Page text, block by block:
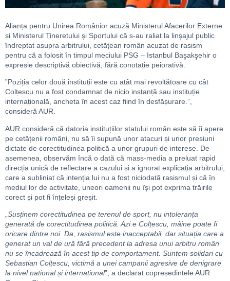
Alianța pentru Unirea Românior acuză Ministerul Afacerilor Externe
și Ministerul Tineretului și Sportului că s-au raliat la linșajul public
îndreptat asupra arbitrului, cetățean român acuzat de rasism
pentru că a folosit în timpul meciului PSG – Istanbul Başakşehir o
expresie descriptivă obiectivă, fără conotație peiorativă.
”Poziția celor două instituții este cu atât mai revoltătoare cu cât
Colțescu nu a fost condamnat de nicio instanță sau instituție
internațională, ancheta în acest caz fiind în desfășurare.”,
consideră AUR.
AUR consideră că datoria instituțiilor statului român este să îi apere
pe cetățenii români, nu să îi supună unor atacuri și unor presiuni
dictate de corectitudinea politică a unor grupuri de interese. De
asemenea, observăm încă o dată că mass-media a preluat rapid
direcția unică de reflectare a cazului și a ignorat explicația arbitrului,
care a subliniat că intenția lui nu a fost niciodată rasismul și că în
mediul lor de activitate, uneori oamenii nu își pot exprima trăirile
corect și pot fi înțeleși greșit.
„Susținem corectitudinea pe terenul de sport, nu intoleranța
generată de corectitudinea politică. Azi e Colțescu, mâine poate fi
oricare dintre noi. Da, rasismul este inacceptabil, dar situația care a
generat un val de ură fără precedent la adresa unui arbitru român
nu se încadrează în acest tip de comportament. Suntem solidari cu
Sebastian Colțescu, victimă a unei campanii agresive de denigrare
la nivel national și internațional”, a declarat copreședintele AUR